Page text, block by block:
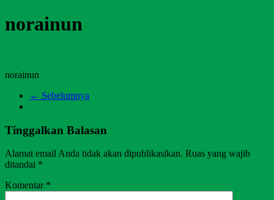
norainun
norainun
← Sebelumnya
Tinggalkan Balasan
Alamat email Anda tidak akan dipublikasikan. Ruas yang wajib
ditandai *
Komentar *